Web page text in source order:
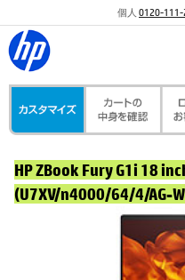
個人 0120-111-
HP ZBook Fury G1i 18
(U7XV/n4000/64/4/AG-